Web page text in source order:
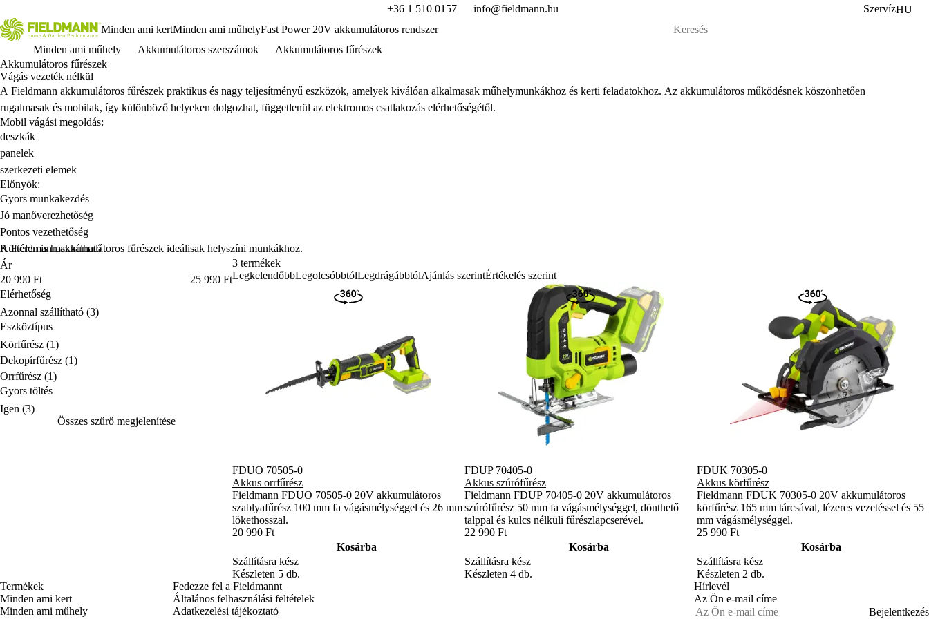
+36 1 510 0157 info@fieldmann.hu SzervízHU
Minden ami kertMinden ami műhelyFast Power 20V akkumulátoros rendszer
Minden ami műhely
Akkumulátoros szerszámok
Akkumulátoros fűrészek
Akkumulátoros fűrészek
Vágás vezeték nélkül
A Fieldmann akkumulátoros fűrészek praktikus és nagy teljesítményű eszközök, amelyek kiválóan alkalmasak műhelymunkákhoz és kerti feladatokhoz. Az akkumulátoros működésnek köszönhetően
rugalmasak és mobilak, így különböző helyeken dolgozhat, függetlenül az elektromos csatlakozás elérhetőségétől.
Mobil vágási megoldás:
deszkák
panelek
szerkezeti elemek
Előnyök:
Gyors munkakezdés
Jó manőverezhetőség
Pontos vezethetőség
Kültéren is használható
A Fieldmann akkumulátoros fűrészek ideálisak helyszíni munkákhoz.
Ár
Ár
20 990 Ft
25 990 Ft
Elérhetőség
Elérhetőség
Azonnal szállítható (3)
Eszköztípus
Eszköztípus
Körfűrész (1)
Dekopírfűrész (1)
Orrfűrész (1)
Gyors töltés
Gyors töltés
Igen (3)
Összes szűrő megjelenítése
3 termékek
LegkelendőbbLegolcsóbbtólLegdrágábbtólAjánlás szerintÉrtékelés szerint
FDUO 70505-0
Akkus orrfűrész
Fieldmann FDUO 70505-0 20V akkumulátoros
szablyafűrész 100 mm fa vágásmélységgel és 26 mm
lökethosszal.
20 990 Ft
Kosárba
Szállításra kész
Készleten 5 db.
FDUP 70405-0
Akkus szúrófűrész
Fieldmann FDUP 70405-0 20V akkumulátoros
szúrófűrész 50 mm fa vágásmélységgel, dönthető
talppal és kulcs nélküli fűrészlapcserével.
22 990 Ft
Kosárba
Szállításra kész
Készleten 4 db.
FDUK 70305-0
Akkus körfűrész
Fieldmann FDUK 70305-0 20V akkumulátoros
körfűrész 165 mm tárcsával, lézeres vezetéssel és 55
mm vágásmélységgel.
25 990 Ft
Kosárba
Szállításra kész
Készleten 2 db.
Termékek
Minden ami kert
Minden ami műhely
Fedezze fel a Fieldmannt
Általános felhasználási feltételek
Adatkezelési tájékoztató
Hírlevél
Az Ön e-mail címe
Bejelentkezés